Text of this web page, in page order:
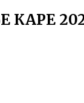
КАРЕ